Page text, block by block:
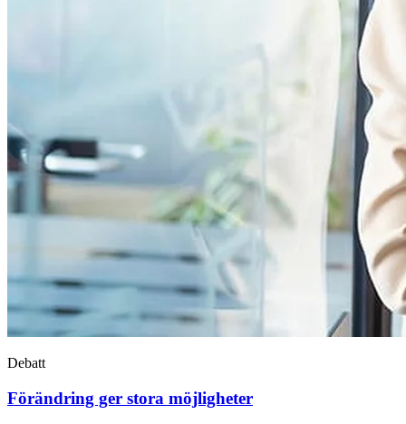
Debatt
Förändring ger stora möjligheter